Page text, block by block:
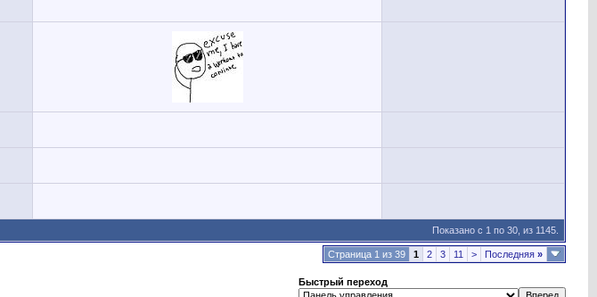
Показано с 1 по 30, из 1145.
Страница 1 из 39 1 2 3 11 > Последняя »
Быстрый переход